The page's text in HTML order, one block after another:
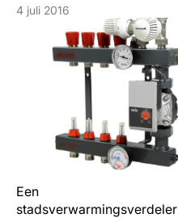
4 juli 2016
Een
stadsverwarmingsverdeler